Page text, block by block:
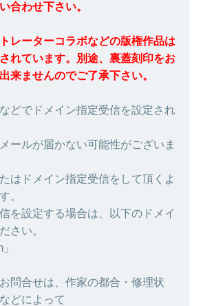
合わせ下さい。
レーターコラボなどの版権作品は
れています。別途、裏蓋刻印をお
来ませんのでご了承下さい。
どでドメイン指定受信を設定され
ールが届かない可能性がございま
はドメイン指定受信をして頂くよ
。
を設定する場合は、以下のドメイ
さい。
問合せは、作家の都合・修理状
どによって